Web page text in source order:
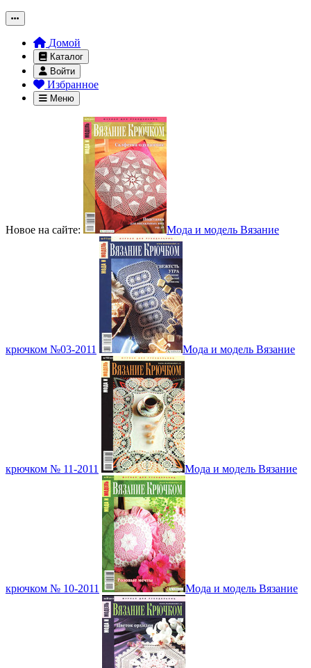
Домой
Каталог
Войти
Избранное
Меню
Новое на сайте: Мода и модель Вязание
крючком №03-2011 Мода и модель Вязание
крючком № 11-2011 Мода и модель Вязание
крючком № 10-2011 Мода и модель Вязание